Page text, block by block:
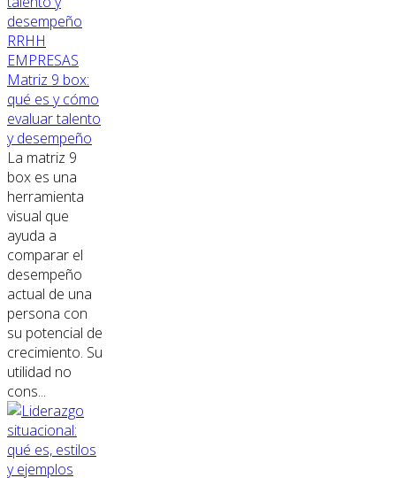
RRHH
EMPRESAS
Matriz 9 box:
qué es y cómo
evaluar talento
y desempeño
La matriz 9
box es una
herramienta
visual que
ayuda a
comparar el
desempeño
actual de una
persona con
su potencial de
crecimiento. Su
utilidad no
cons...